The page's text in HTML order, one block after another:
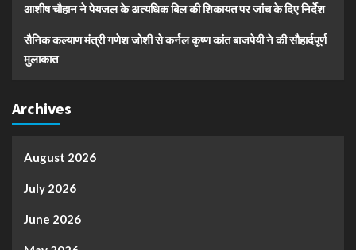
आशीष चौहान ने पेयजल के अत्यधिक बिल की शिकायत पर जांच के दिए निर्देश
सैनिक कल्याण मंत्री गणेश जोशी से कर्नल कृष्ण कांत बाजपेयी ने की सौहार्दपूर्ण
मुलाकात
Archives
August 2026
July 2026
June 2026